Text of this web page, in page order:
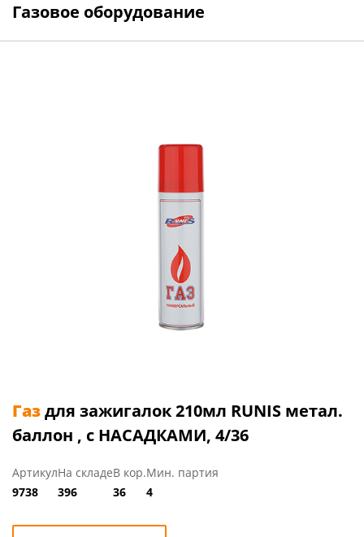
Газовое оборудование
Газдля зажигалок 210мл RUNIS метал.
баллон , с НАСАДКАМИ, 4/36
Артикул
9738
На складе
396
В кор.
36
Мин. партия
4